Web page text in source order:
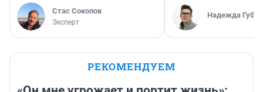
Стас Соколов
Эксперт
Надежда
РЕКОМЕНДУЕМ